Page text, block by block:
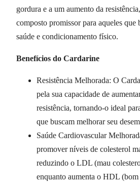
gordura e a um aumento da
composto promissor para aqueles que
saúde e condicionamento físico.
Benefícios do Cardarine
Resistência Melhorada: O
pela sua capacidade de
resistência, tornando-o ideal
que buscam melhorar seu
Saúde Cardiovascular
promover níveis de colesterol
reduzindo o LDL (mau
enquanto aumenta o HDL (bom